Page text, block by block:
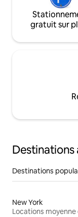
gratuit sur
Destinations
Destinations
New York